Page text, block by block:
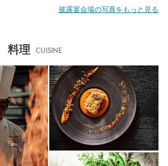
披露宴会場の写真をもっと見る
料理 CUISINE